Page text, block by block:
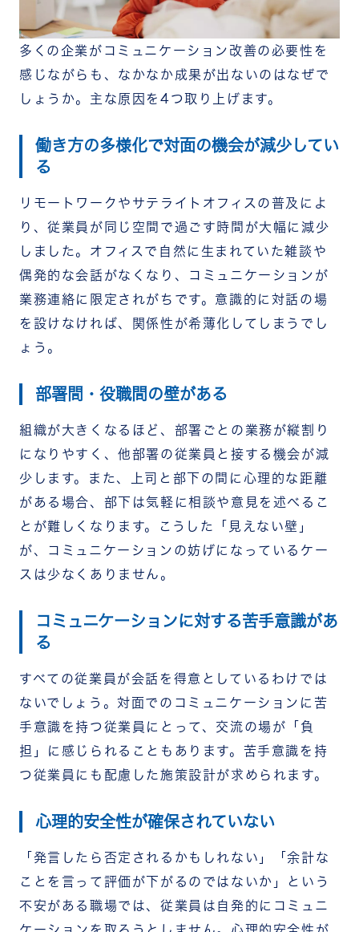
多くの企業がコミュニケーション改善の必要性を
感じながらも、なかなか成果が出ないのはなぜで
しょうか。主な原因を4つ取り上げます。
働き方の多様化で対面の機会が減少してい
る
リモートワークやサテライトオフィスの普及によ
り、従業員が同じ空間で過ごす時間が大幅に減少
しました。オフィスで自然に生まれていた雑談や
偶発的な会話がなくなり、コミュニケーションが
業務連絡に限定されがちです。意識的に対話の場
を設けなければ、関係性が希薄化してしまうでし
ょう。
部署間・役職間の壁がある
組織が大きくなるほど、部署ごとの業務が縦割り
になりやすく、他部署の従業員と接する機会が減
少します。また、上司と部下の間に心理的な距離
がある場合、部下は気軽に相談や意見を述べるこ
とが難しくなります。こうした「見えない壁」
が、コミュニケーションの妨げになっているケー
スは少なくありません。
コミュニケーションに対する苦手意識があ
る
すべての従業員が会話を得意としているわけでは
ないでしょう。対面でのコミュニケーションに苦
手意識を持つ従業員にとって、交流の場が「負
担」に感じられることもあります。苦手意識を持
つ従業員にも配慮した施策設計が求められます。
心理的安全性が確保されていない
「発言したら否定されるかもしれない」「余計な
ことを言って評価が下がるのではないか」という
不安がある職場では、従業員は自発的にコミュニ